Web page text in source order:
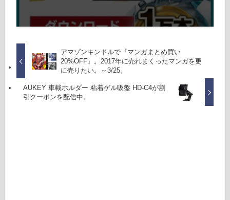
アマゾンキンドルで『マンガまとめ買い
20%OFF』。2017年に売れまくったマンガを更
に売りたい。～3/25。
AUKEY 車載ホルダー 粘着ゲル吸盤 HD-C4が割
引クーポンを配信中。